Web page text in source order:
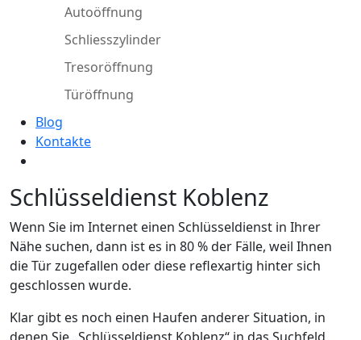
Autoöffnung
Schliesszylinder
Tresoröffnung
Türöffnung
Blog
Kontakte
Schlüsseldienst Koblenz
Wenn Sie im Internet einen Schlüsseldienst in Ihrer
Nähe suchen, dann ist es in 80 % der Fälle, weil Ihnen
die Tür zugefallen oder diese reflexartig hinter sich
geschlossen wurde.
Klar gibt es noch einen Haufen anderer Situation, in